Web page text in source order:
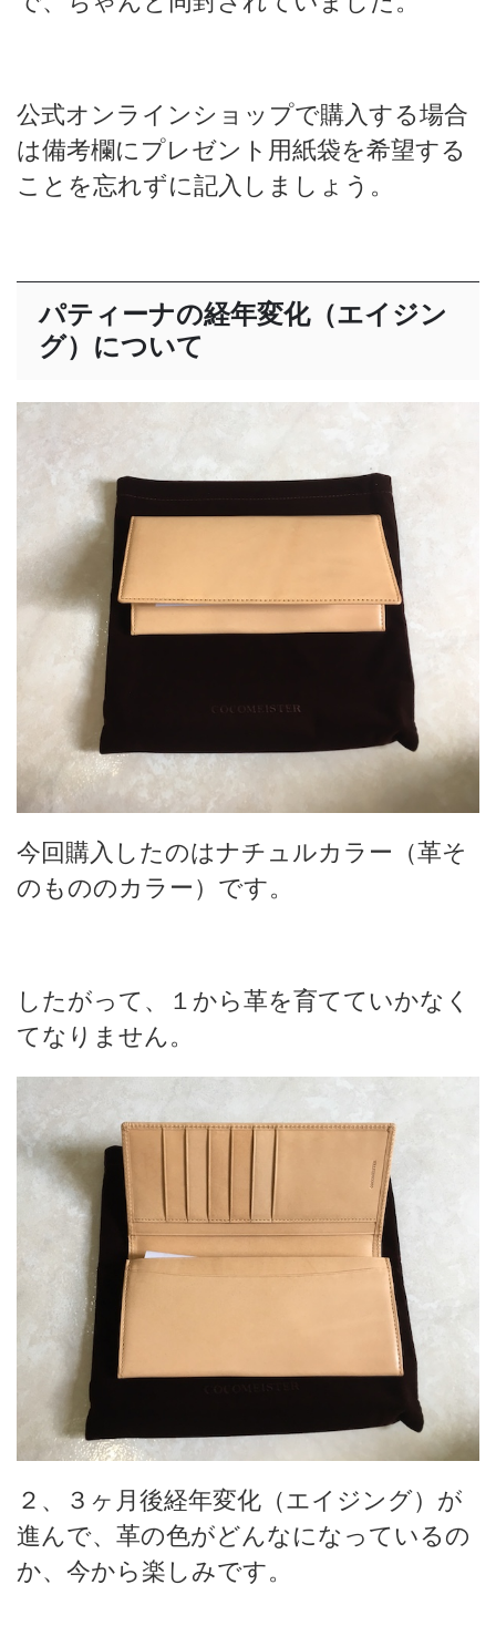
公式オンラインショップで購入する場合
は備考欄にプレゼント用紙袋を希望する
ことを忘れずに記入しましょう。
パティーナの経年変化（エイジン
グ）について
今回購入したのはナチュルカラー（革そ
のもののカラー）です。
したがって、１から革を育てていかなく
てなりません。
２、３ヶ月後経年変化（エイジング）が
進んで、革の色がどんなになっているの
か、今から楽しみです。